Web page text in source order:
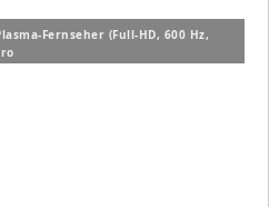
Fernseher (Full-HD, 600 Hz,